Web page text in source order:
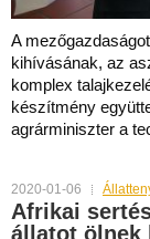
A
kihívásának, az
komplex
készítmény
agrárminiszter a
2020-01-06
Afrikai
állatot ölnek